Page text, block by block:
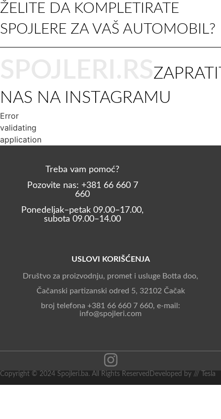
ŽELITE DA KOMPLETIRATE
SPOJLERE ZA VAŠ AUTOMOBIL?
NAS NA INSTAGRAMU
Error
validating
application
USLOVI KORIŠĆENJA
Društvo za proizvodnju, promet i usluge Botta doo,
Čačanski partizanski odred 5, 32102 Čačak
broj telefona +381 66 660 7 660, e-mail:
info@spojleri.com
Treba vam pomoć?
Pozovite nas: +381 66 660 7
660
Ponedeljak–petak 09.00–17.00,
subota 09.00–14.00
Copyright © 2024 Spojleri.ba. All Rights Reserved Developed by /// Tesla